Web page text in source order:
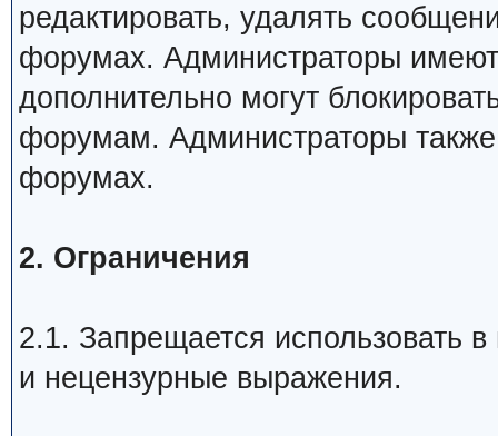
редактировать, удалять
форумах. Администраторы
дополнительно могут
форумам. Администраторы
форумах.
2. Ограничения
2.1. Запрещается использовать
и нецензурные выражения.